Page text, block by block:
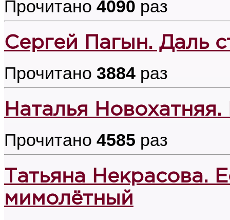
Прочитано 4090 раз
Сергей Пагын. Даль
Прочитано 3884 раз
Наталья
Прочитано 4585 раз
Татьяна Некрасова.
мимолётный